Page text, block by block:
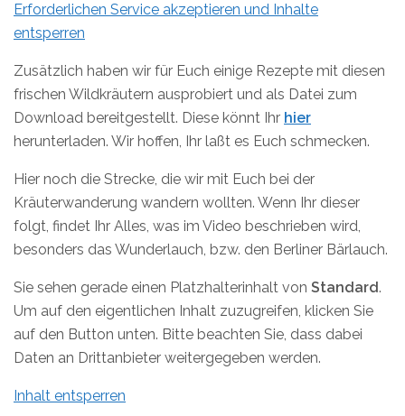
Erforderlichen Service akzeptieren und Inhalte
entsperren
Zusätzlich haben wir für Euch einige Rezepte mit diesen
frischen Wildkräutern ausprobiert und als Datei zum
Download bereitgestellt. Diese könnt Ihr hier
herunterladen. Wir hoffen, Ihr laßt es Euch schmecken.
Hier noch die Strecke, die wir mit Euch bei der
Kräuterwanderung wandern wollten. Wenn Ihr dieser
folgt, findet Ihr Alles, was im Video beschrieben wird,
besonders das Wunderlauch, bzw. den Berliner Bärlauch.
Sie sehen gerade einen Platzhalterinhalt von Standard.
Um auf den eigentlichen Inhalt zuzugreifen, klicken Sie
auf den Button unten. Bitte beachten Sie, dass dabei
Daten an Drittanbieter weitergegeben werden.
Inhalt entsperren